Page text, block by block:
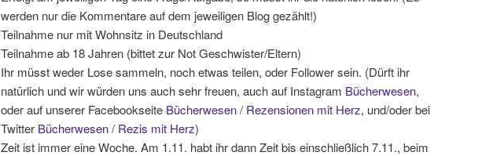
werden nur die Kommentare auf dem jeweiligen Blog gezählt!)
Teilnahme nur mit Wohnsitz in Deutschland
Teilnahme ab 18 Jahren (bittet zur Not Geschwister/Eltern)
Ihr müsst weder Lose sammeln, noch etwas teilen, oder Follower sein. (Dürft ihr
natürlich und wir würden uns auch sehr freuen, auch auf Instagram Bücherwesen,
oder auf unserer Facebookseite Bücherwesen/ Rezensionen mit Herz, und/oder bei
Twitter Bücherwesen/ Rezis mit Herz)
Zeit ist immer eine Woche. Am 1.11. habt ihr dann Zeit bis einschließlich 7.11., beim